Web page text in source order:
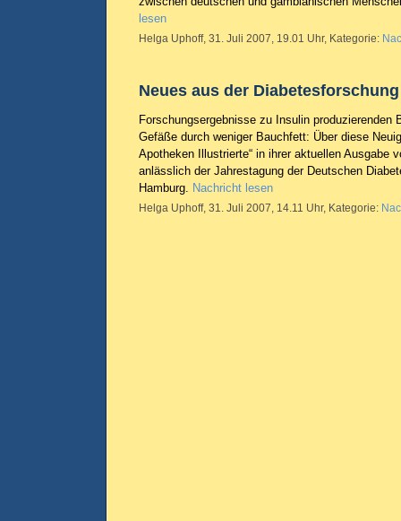
lesen
Helga Uphoff, 31. Juli 2007, 19.01 Uhr, Kategorie:
Neues aus der Diabetesforschung
Forschungsergebnisse zu Insulin produzierenden
Gefäße durch weniger Bauchfett: Über diese
Apotheken Illustrierte“ in ihrer aktuellen Ausgabe
anlässlich der Jahrestagung der Deutschen
Hamburg. Nachricht lesen
Helga Uphoff, 31. Juli 2007, 14.11 Uhr, Kategorie: